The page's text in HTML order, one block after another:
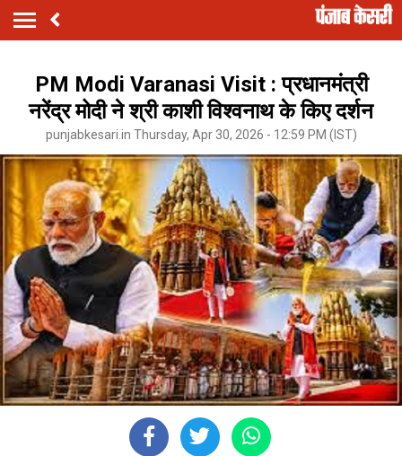
PM Modi Varanasi Visit : प्रधानमंत्री
नरेंद्र मोदी ने श्री काशी विश्वनाथ के किए दर्शन
punjabkesari.in Thursday, Apr 30, 2026 - 12:59 PM (IST)